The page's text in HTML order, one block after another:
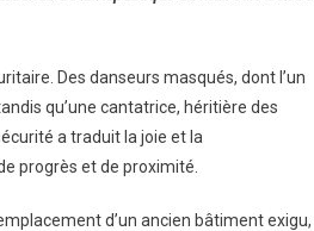
Des danseurs masqués, dont l’un
qu’une cantatrice, héritière des
a traduit la joie et la
progrès et de proximité.
d’un ancien bâtiment exigu,